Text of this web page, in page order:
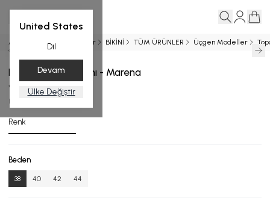
United States
Dil
Devam
Ülke Değiştir
Ana Sayfa Yeni Gelenler BİKİNİ TÜM ÜRÜNLER Üçgen Modeller
Desenli Bikini Takımı - Marena
₺ 8,999.00
B.1009-24_R133_38
Renk
Beden
38 40 42 44